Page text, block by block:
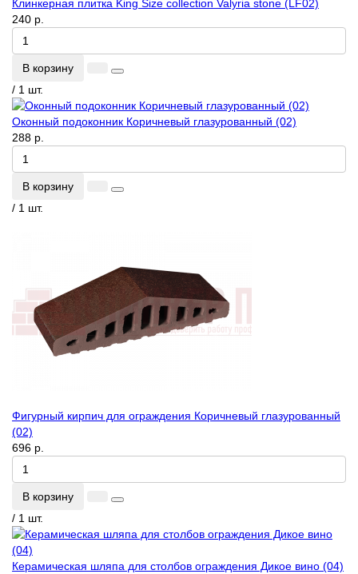
Клинкерная плитка King Size collection Valyria stone (LF02)
240 р.
В корзину
/ 1 шт.
Оконный подоконник Коричневый глазурованный (02)
288 р.
В корзину
/ 1 шт.
Фигурный кирпич для ограждения Коричневый глазурованный
(02)
696 р.
В корзину
/ 1 шт.
Керамическая шляпа для столбов ограждения Дикое вино (04)